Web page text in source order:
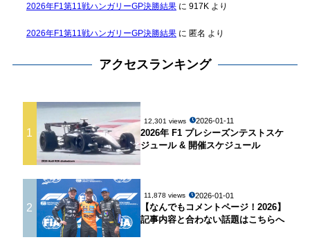
2026年F1第11戦ハンガリーGP決勝結果に 917Kより
2026年F1第11戦ハンガリーGP決勝結果に 匿名 より
アクセスランキング
1
12,301 views 2026-01-11
2026年 F1 プレシーズンテストスケ
ジュール & 開催スケジュール
2
11,878 views 2026-01-01
【なんでもコメントページ！2026】
記事内容と合わない話題はこちらへ